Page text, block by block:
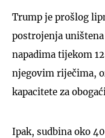
Trump je prošlog
postrojenja
napadima tijekom
njegovim riječima,
kapacitete za
Ipak, sudbina oko